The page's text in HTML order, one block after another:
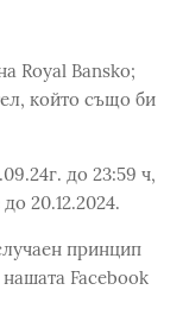
Royal Bansko;
който също би
до 23:59 ч,
20.12.2024.
принцип
Facebook